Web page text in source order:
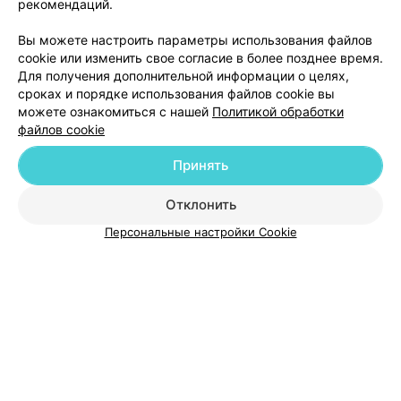
приятно, что в нашей поликлинике есть такие
самого доброго.
Добавить компанию
Добавить специалиста
рекомендаций.
Вы можете настроить параметры использования файлов
cookie или изменить свое согласие в более позднее время.
Для получения дополнительной информации о целях,
сроках и порядке использования файлов cookie вы
можете ознакомиться с нашей Политикой обработки
файлов cookie
Отклонить
Принять
Персональные настройки Cookie